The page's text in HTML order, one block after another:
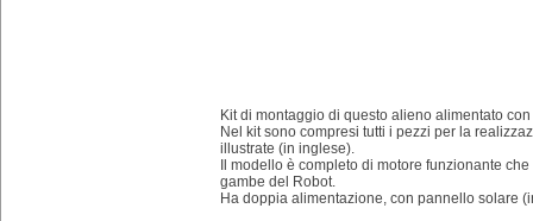
Kit di montaggio di questo alieno alimentato
Nel kit sono compresi tutti i pezzi per la
illustrate (in inglese).
Il modello è completo di motore funzionante
gambe del Robot.
Ha doppia alimentazione, con pannello solare